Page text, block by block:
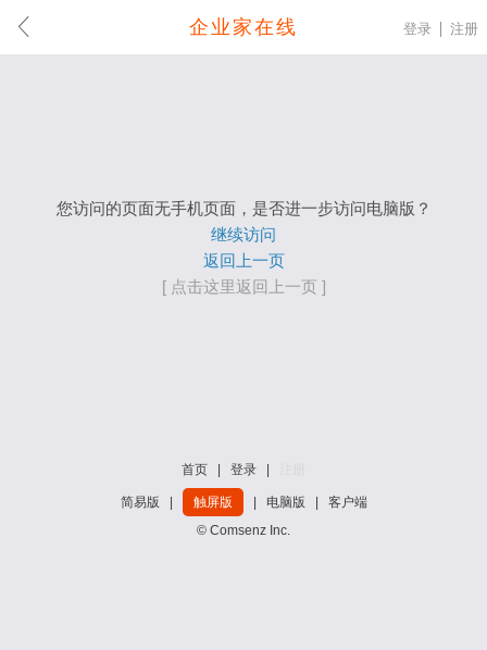
企业家在线 登录 注册
您访问的页面无手机页面，是否进一步访问电脑版？
继续访问
返回上一页
[ 点击这里返回上一页 ]
首页 登录
简易版 触屏版 电脑版
客户端
© Comsenz Inc.